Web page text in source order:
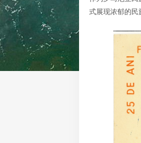
式展现浓郁的民